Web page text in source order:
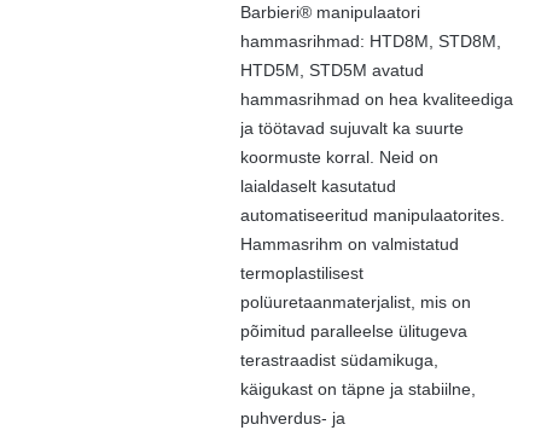
Barbieri® manipulaatori
hammasrihmad: HTD8M, STD8M,
HTD5M, STD5M avatud
hammasrihmad on hea kvaliteediga
ja töötavad sujuvalt ka suurte
koormuste korral. Neid on
laialdaselt kasutatud
automatiseeritud manipulaatorites.
Hammasrihm on valmistatud
termoplastilisest
polüuretaanmaterjalist, mis on
põimitud paralleelse ülitugeva
terastraadist südamikuga,
käigukast on täpne ja stabiilne,
puhverdus- ja